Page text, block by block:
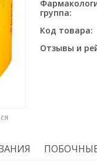
группа:
Код товара:
Отзывы и